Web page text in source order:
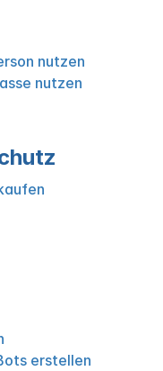
nutzen
nutzen
erstellen